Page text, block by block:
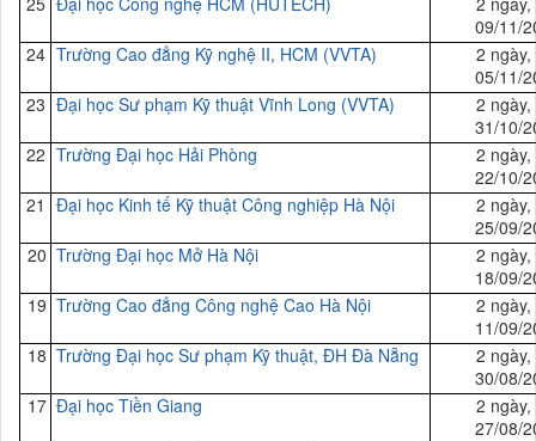
09/11/
24 Trường Cao đẳng Kỹ nghệ II, HCM (VVTA)
2
05/11/
23 Đại học Sư phạm Kỹ thuật Vĩnh Long (VVTA)
2
31/10/
22 Trường Đại học Hải Phòng
2
22/10/
21 Đại học Kinh tế Kỹ thuậtCông nghiệp Hà Nội
2
25/09/
20 Trường Đại học Mở Hà Nội
2
18/09/
19 Trường Cao đẳng Công nghệ Cao Hà Nội
2
11/09/
18 Trường Đại học Sư phạm Kỹ thuật, ĐH Đà Nẵng
2
30/08/
17 Đại học Tiền Giang
2
27/08/